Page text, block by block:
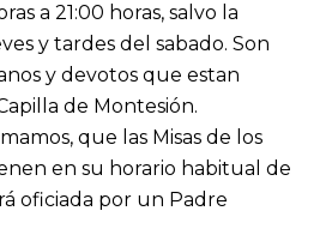
a 21:00 horas, salvo la
y tardes del sabado. Son
y devotos que estan
de Montesión.
que las Misas de los
en su horario habitual de
oficiada por un Padre